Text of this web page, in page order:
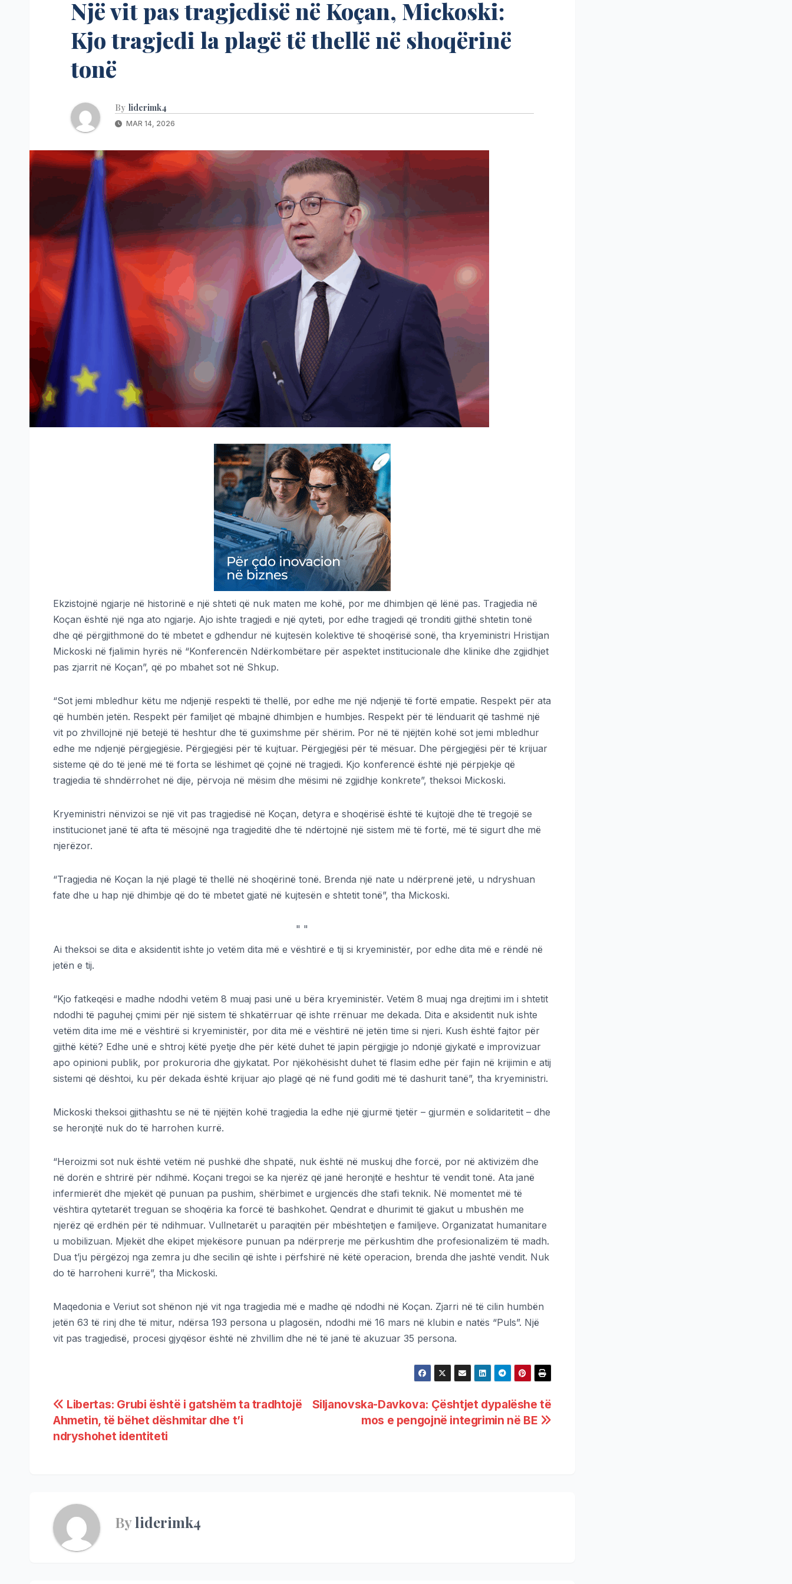
Një vit pas tragjedisë në Koçan, Mickoski:
Kjo tragjedi la plagë të thellë në shoqërinë
tonë
By liderimk4
MAR 14, 2026
Ekzistojnë ngjarje në historinë e një shteti që nuk maten me kohë, por me dhimbjen që lënë pas. Tragjedia në
Koçan është një nga ato ngjarje. Ajo ishte tragjedi e një qyteti, por edhe tragjedi që tronditi gjithë shtetin tonë
dhe që përgjithmonë do të mbetet e gdhendur në kujtesën kolektive të shoqërisë sonë, tha kryeministri Hristijan
Mickoski në fjalimin hyrës në “Konferencën Ndërkombëtare për aspektet institucionale dhe klinike dhe zgjidhjet
pas zjarrit në Koçan”, që po mbahet sot në Shkup.
“Sot jemi mbledhur këtu me ndjenjë respekti të thellë, por edhe me një ndjenjë të fortë empatie. Respekt për ata
që humbën jetën. Respekt për familjet që mbajnë dhimbjen e humbjes. Respekt për të lënduarit që tashmë një
vit po zhvillojnë një betejë të heshtur dhe të guximshme për shërim. Por në të njëjtën kohë sot jemi mbledhur
edhe me ndjenjë përgjegjësie. Përgjegjësi për të kujtuar. Përgjegjësi për të mësuar. Dhe përgjegjësi për të krijuar
sisteme që do të jenë më të forta se lëshimet që çojnë në tragjedi. Kjo konferencë është një përpjekje që
tragjedia të shndërrohet në dije, përvoja në mësim dhe mësimi në zgjidhje konkrete”, theksoi Mickoski.
Kryeministri nënvizoi se një vit pas tragjedisë në Koçan, detyra e shoqërisë është të kujtojë dhe të tregojë se
institucionet janë të afta të mësojnë nga tragjeditë dhe të ndërtojnë një sistem më të fortë, më të sigurt dhe më
njerëzor.
“Tragjedia në Koçan la një plagë të thellë në shoqërinë tonë. Brenda një nate u ndërprenë jetë, u ndryshuan
fate dhe u hap një dhimbje që do të mbetet gjatë në kujtesën e shtetit tonë”, tha Mickoski.
" "
Ai theksoi se dita e aksidentit ishte jo vetëm dita më e vështirë e tij si kryeministër, por edhe dita më e rëndë në
jetën e tij.
“Kjo fatkeqësi e madhe ndodhi vetëm 8 muaj pasi unë u bëra kryeministër. Vetëm 8 muaj nga drejtimi im i shtetit
ndodhi të paguhej çmimi për një sistem të shkatërruar që ishte rrënuar me dekada. Dita e aksidentit nuk ishte
vetëm dita ime më e vështirë si kryeministër, por dita më e vështirë në jetën time si njeri. Kush është fajtor për
gjithë këtë? Edhe unë e shtroj këtë pyetje dhe për këtë duhet të japin përgjigje jo ndonjë gjykatë e improvizuar
apo opinioni publik, por prokuroria dhe gjykatat. Por njëkohësisht duhet të flasim edhe për fajin në krijimin e atij
sistemi që dështoi, ku për dekada është krijuar ajo plagë që në fund goditi më të dashurit tanë”, tha kryeministri.
Mickoski theksoi gjithashtu se në të njëjtën kohë tragjedia la edhe një gjurmë tjetër – gjurmën e solidaritetit – dhe
se heronjtë nuk do të harrohen kurrë.
“Heroizmi sot nuk është vetëm në pushkë dhe shpatë, nuk është në muskuj dhe forcë, por në aktivizëm dhe
në dorën e shtrirë për ndihmë. Koçani tregoi se ka njerëz që janë heronjtë e heshtur të vendit tonë. Ata janë
infermierët dhe mjekët që punuan pa pushim, shërbimet e urgjencës dhe stafi teknik. Në momentet më të
vështira qytetarët treguan se shoqëria ka forcë të bashkohet. Qendrat e dhurimit të gjakut u mbushën me
njerëz që erdhën për të ndihmuar. Vullnetarët u paraqitën për mbështetjen e familjeve. Organizatat humanitare
u mobilizuan. Mjekët dhe ekipet mjekësore punuan pa ndërprerje me përkushtim dhe profesionalizëm të madh.
Dua t’ju përgëzoj nga zemra ju dhe secilin që ishte i përfshirë në këtë operacion, brenda dhe jashtë vendit. Nuk
do të harroheni kurrë”, tha Mickoski.
Maqedonia e Veriut sot shënon një vit nga tragjedia më e madhe që ndodhi në Koçan. Zjarri në të cilin humbën
jetën 63 të rinj dhe të mitur, ndërsa 193 persona u plagosën, ndodhi më 16 mars në klubin e natës “Puls”. Një
vit pas tragjedisë, procesi gjyqësor është në zhvillim dhe në të janë të akuzuar 35 persona.
Siljanovska-Davkova: Çështjet dypalëshe të
mos e pengojnë integrimin në BE
Libertas: Grubi është i gatshëm ta tradhtojë
Ahmetin, të bëhet dëshmitar dhe t’i
ndryshohet identiteti
Byliderimk4